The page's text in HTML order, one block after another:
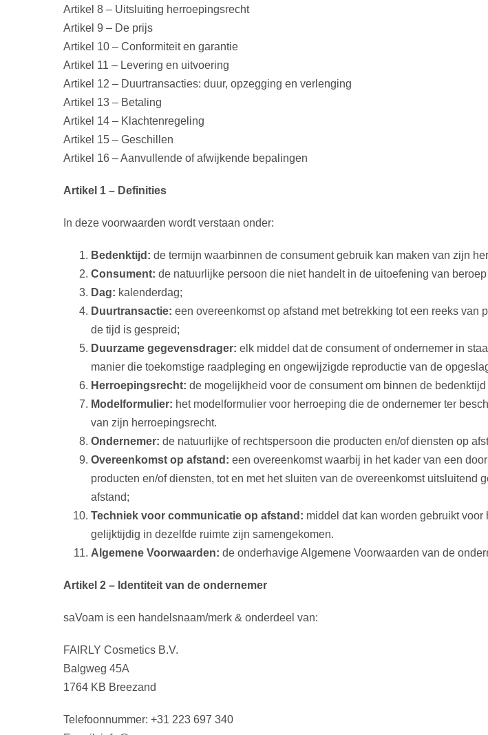
Artikel 8 – Uitsluiting herroepingsrecht
Artikel 9 – De prijs
Artikel 10 – Conformiteit en garantie
Artikel 11 – Levering en uitvoering
Artikel 12 – Duurtransacties: duur, opzegging en verlenging
Artikel 13 – Betaling
Artikel 14 – Klachtenregeling
Artikel 15 – Geschillen
Artikel 16 – Aanvullende of afwijkende bepalingen
Artikel 1 – Definities
In deze voorwaarden wordt verstaan onder:
Bedenktijd: de termijn waarbinnen de consument gebruik kan maken van zijn
Consument: de natuurlijke persoon die niet handelt in de uitoefening van
Dag: kalenderdag;
Duurtransactie: een overeenkomst op afstand met betrekking tot een reeks
de tijd is gespreid;
Duurzame gegevensdrager: elk middel dat de consument of ondernemer in
manier die toekomstige raadpleging en ongewijzigde reproductie van de
Herroepingsrecht: de mogelijkheid voor de consument om binnen de
Modelformulier: het modelformulier voor herroeping die de ondernemer ter
van zijn herroepingsrecht.
Ondernemer: de natuurlijke of rechtspersoon die producten en/of diensten op
Overeenkomst op afstand: een overeenkomst waarbij in het kader van een
producten en/of diensten, tot en met het sluiten van de overeenkomst
afstand;
Techniek voor communicatie op afstand: middel dat kan worden gebruikt
gelijktijdig in dezelfde ruimte zijn samengekomen.
Algemene Voorwaarden: de onderhavige Algemene Voorwaarden van de
Artikel 2 – Identiteit van de ondernemer
saVoam is een handelsnaam/merk & onderdeel van:
FAIRLY Cosmetics B.V.
Balgweg 45A
1764 KB Breezand
Telefoonnummer: +31 223 697 340